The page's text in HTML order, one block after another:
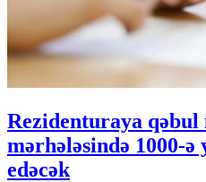
Rezidenturaya qəbul
mərhələsində 1000-ə
edəcək